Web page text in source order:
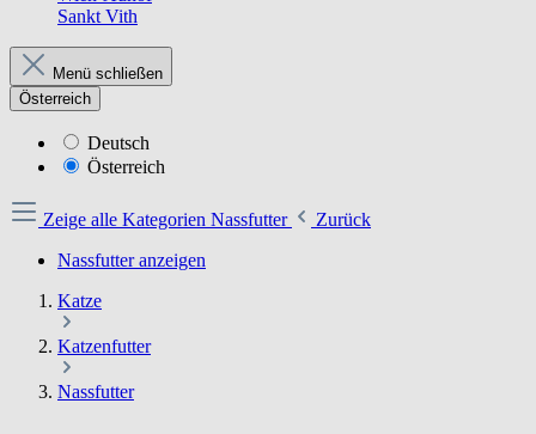
Sankt Vith
Menü schließen
Österreich
Deutsch
Österreich
Zeige alle Kategorien Nassfutter
Zurück
Nassfutter anzeigen
Katze
Katzenfutter
Nassfutter